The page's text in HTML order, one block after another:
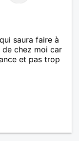
saura faire à
chez moi car
et pas trop